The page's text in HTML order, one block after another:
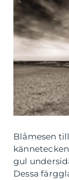
Blåmesen
gul
Dessa